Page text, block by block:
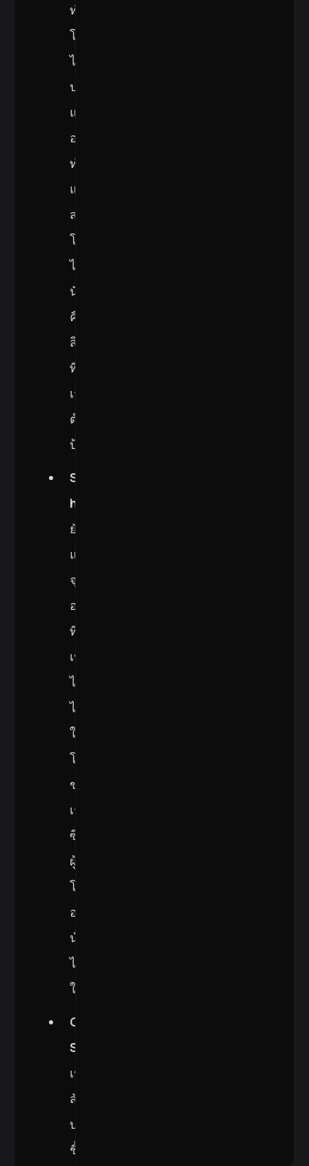
ทำให้
โครงการ
ไม่
ปลอดภัย
และ
อาจ
ทำให้
แฮกเกอร์
สามารถ
โจมตี
ได้
นั่น
คือ
สิ่ง
ที่
เรา
ต้องการ
ป้องกัน
Security
hotspots
ยัง
แสดง
จุด
อ่อน
ที่
เป็น
ไป
ได้
ใน
โค้ด
ของ
เรา
ซึ่ง
ผู้
โจมตี
อาจ
นำ
ไป
ใช้ได้
Code
Smells
เป็น
สัญญาณ
บ่ง
ชี้